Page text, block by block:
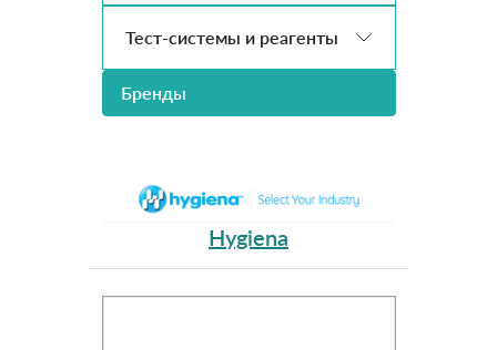
Тест-системы и реагенты
Бренды
Hygiena